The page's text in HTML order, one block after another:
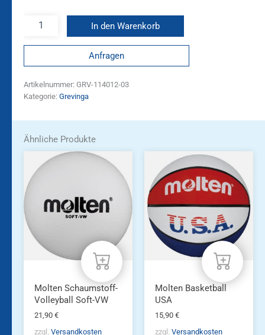
In den Warenkorb
Anfragen
Artikelnummer: GRV-114012-03
Kategorie: Grevinga
Ähnliche Produkte
Molten Schaumstoff-
Volleyball Soft-VW
21,90 €
zzgl. Versandkosten
Molten Basketball
USA
15,90 €
zzgl. Versandkosten